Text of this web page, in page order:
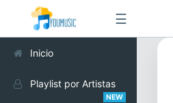
☰
Inicio
Playlist por Artistas
NEW